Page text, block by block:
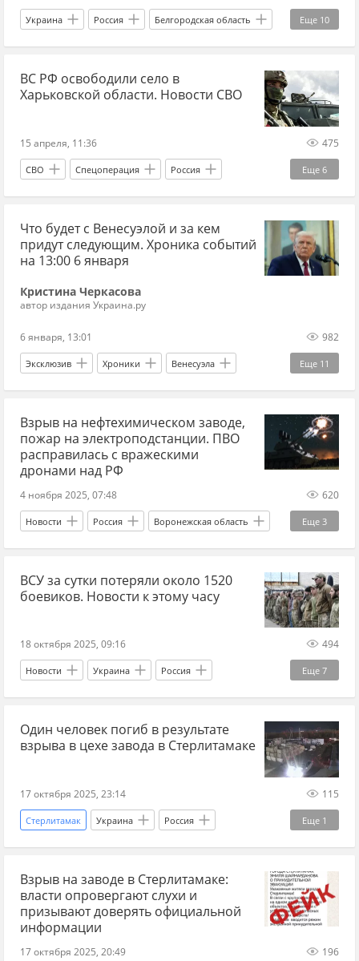
Еще 10
Украина Россия Белгородская область
Вячеслав Гладков Вооруженные силы Украины
СК РФ Росавиация СВО
новости СВО сейчас
мирные жители
ВС РФ освободили село в
Харьковской области. Новости СВО
15 апреля, 11:36 475
Еще 6
СВО Спецоперация Россия
Харьковская область Сумская область
Евгений Балицкий Вооруженные силы Украины
Украина.ру "Ахмат"
Что будет с Венесуэлой и за кем
придут следующим. Хроника событий
на 13:00 6 января
Кристина Черкасова
автор издания Украина.ру
6 января, 13:01 982
Еще 11
Эксклюзив Хроники Венесуэла
США Германия Дональд Трамп
Николас Мадуро Вооруженные силы Украины
МИД КНР ВС РФ наступление ВС РФ
СВО прогнозы СВО
Взрыв на нефтехимическом заводе,
пожар на электроподстанции. ПВО
расправилась с вражескими
дронами над РФ
4 ноября 2025, 07:48 620
Еще 3
Новости Россия Воронежская область
Волгоградская область Андрей Бочаров
Вооруженные силы Украины
ВСУ за сутки потеряли около 1520
боевиков. Новости к этому часу
18 октября 2025, 09:16 494
Еще 7
Новости Украина Россия
Дональд Трамп Андрей Марочко
Апти Алаудинов Вооруженные силы Украины
Украина.ру
Один человек погиб в результате
взрыва в цехе завода в Стерлитамаке
17 октября 2025, 23:14 115
Еще 1
Стерлитамак Украина Россия
Украина.ру
Взрыв на заводе в Стерлитамаке:
власти опровергают слухи и
призывают доверять официальной
информации
17 октября 2025, 20:49 196